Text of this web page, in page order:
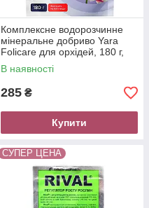
Комплексне водорозчинне
мінеральне добриво Yara
Folicare для орхідей, 180 г,
Yara
В наявності
285 ₴
Купити
СУПЕР ЦЕНА